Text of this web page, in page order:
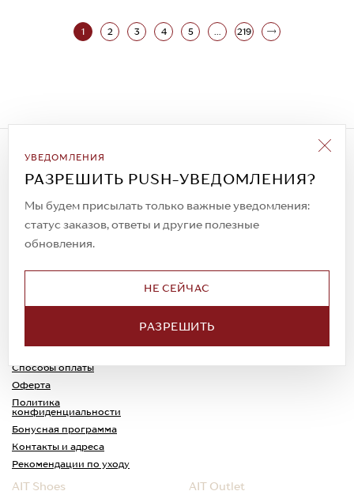
1 2 3 4 5 ... 219
УВЕДОМЛЕНИЯ
РАЗРЕШИТЬ PUSH-УВЕДОМЛЕНИЯ?
Мы будем присылать только важные уведомления:
статус заказов, ответы и другие полезные
обновления.
НЕ СЕЙЧАС
РАЗРЕШИТЬ
Подписаться на рассылку
Всегда будьте в курсе новых акций и
спецпредложений!
© 2023. AIT Shoes
Все права защищены
Доставка
Способы оплаты
Оферта
Политика
конфиденциальности
Обмен и возврат
Каспи-Ред
Бонусная программа
Контакты и адреса
Рекомендации по уходу
AIT Shoes AIT Outlet